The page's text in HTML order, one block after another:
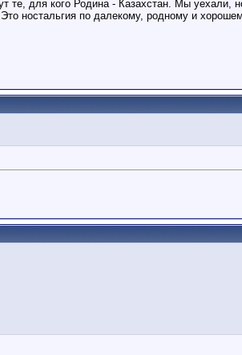
для кого Родина - Казахстан. Мы уехали,
ностальгия по далекому, родному и